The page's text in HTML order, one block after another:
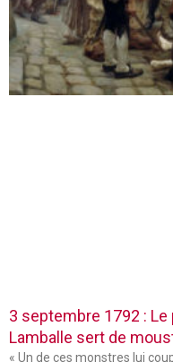
3 septembre 1792 :
Lamballe sert de
« Un de ces monstres lui